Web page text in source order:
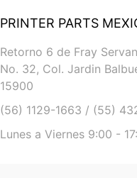
PRINTER PARTS
Retorno 6 de Fray
No. 32, Col. Jardin
15900
(56) 1129-1663 / (55)
Lunes a Viernes 9:00 -